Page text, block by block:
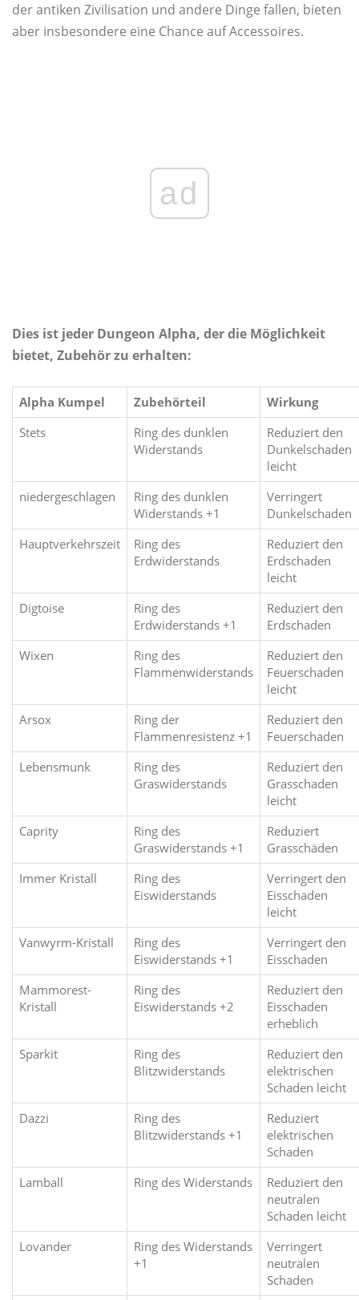
der antiken Zivilisation und andere Dinge fallen, bieten
aber insbesondere eine Chance auf Accessoires.
ad
Dies ist jeder Dungeon Alpha, der die Möglichkeit
bietet, Zubehör zu erhalten:
Alpha Kumpel Zubehörteil
Wirkung
Stets
Ring des dunklen
Widerstands
Reduziert den
Dunkelschaden
leicht
niedergeschlagen
Ring des dunklen
Widerstands +1
Verringert
Dunkelschaden
Hauptverkehrszeit
Ring des
Erdwiderstands
Reduziert den
Erdschaden
leicht
Digtoise
Ring des
Erdwiderstands +1
Reduziert den
Erdschaden
Wixen
Ring des
Flammenwiderstands
Reduziert den
Feuerschaden
leicht
Arsox
Ring der
Flammenresistenz +1
Reduziert den
Feuerschaden
Lebensmunk
Ring des
Graswiderstands
Reduziert den
Grasschaden
leicht
Caprity
Ring des
Graswiderstands +1
Reduziert
Grasschäden
Immer Kristall
Ring des
Eiswiderstands
Verringert den
Eisschaden
leicht
Vanwyrm-Kristall
Ring des
Eiswiderstands +1
Verringert den
Eisschaden
Mammorest-
Kristall
Ring des
Eiswiderstands +2
Reduziert den
Eisschaden
erheblich
Sparkit
Ring des
Blitzwiderstands
Reduziert den
elektrischen
Schaden leicht
Dazzi
Ring des
Blitzwiderstands +1
Reduziert
elektrischen
Schaden
Lamball
Ring des Widerstands
Reduziert den
neutralen
Schaden leicht
Lovander
Ring des Widerstands
+1
Verringert
neutralen
Schaden